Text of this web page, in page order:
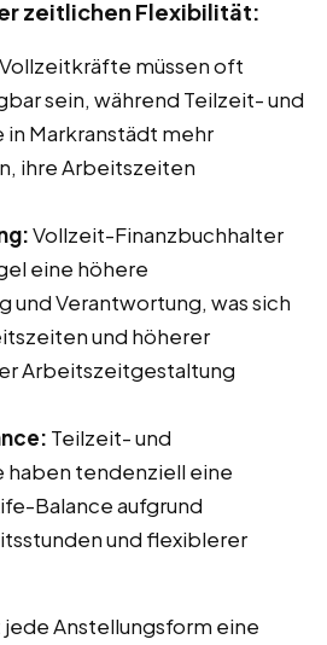
zeitlichen Flexibilität:
Vollzeitkräfte müssen oft
sein, während Teilzeit- und
Markranstädt mehr
ihre Arbeitszeiten
Vollzeit-Finanzbuchhalter
eine höhere
und Verantwortung, was sich
und höherer
Arbeitszeitgestaltung
Teilzeit- und
tendenziell eine
Balance aufgrund
und flexiblerer
Anstellungsform eine